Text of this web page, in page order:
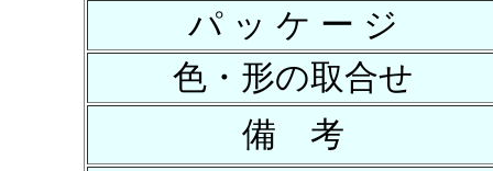
パ ッ ケ ー ジ
色・形の取合せ
備 考